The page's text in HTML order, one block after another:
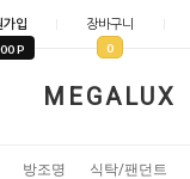
가입
P
장바구니
0
MEGALUX
방조명 식탁/팬던트